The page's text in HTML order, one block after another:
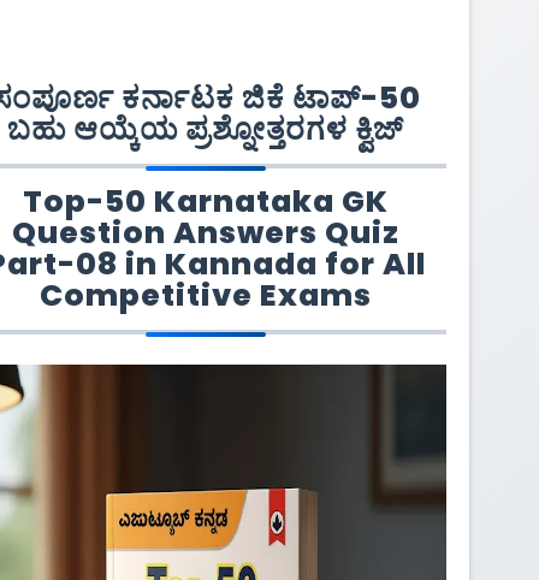
ಕರ್ನಾಟಕ ಜಿಕೆ ಟಾಪ್-50
ಬಹು ಆಯ್ಕೆಯ ಪ್ರಶ್ನೋತ್ತರಗಳ ಕ್ವಿಜ್
Top-50 Karnataka GK
Question Answers Quiz
08 in Kannada for All
Competitive Exams